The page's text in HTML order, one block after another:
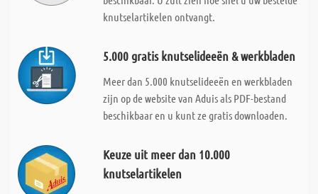
knutselartikelen ontvangt.
5.000 gratis knutselideeën & werkbladen
Meer dan 5.000 knutselideeën en werkbladen
zijn op de website van Aduis als PDF-bestand
beschikbaar en u kunt ze gratis downloaden.
Keuze uit meer dan 10.000
knutselartikelen